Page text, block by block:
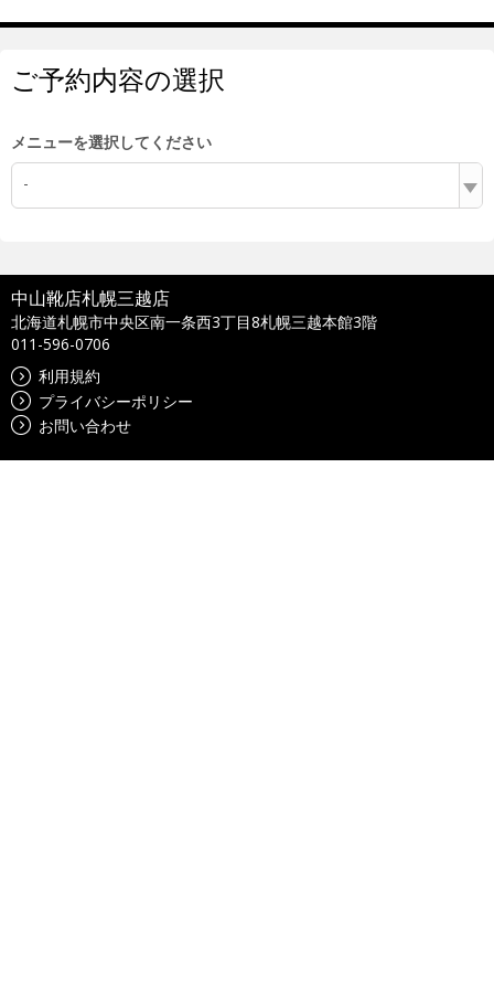
ご予約内容の選択
メニューを選択してください
-
中山靴店札幌三越店
北海道札幌市中央区南一条西3丁目8札幌三越本館3階
011-596-0706
利用規約
プライバシーポリシー
お問い合わせ